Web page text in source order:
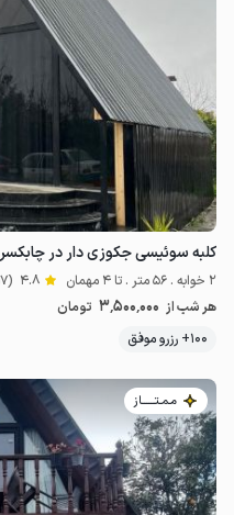
کلبه سوئیسی جکوزی دار در چابکسر
2 خوابه . 56 متر . تا 4 مهمان 4.8 (57 نظر)
هر شب از 3٬500٬000 تومان
100+ رزرو موفق
مـمـتــــــاز